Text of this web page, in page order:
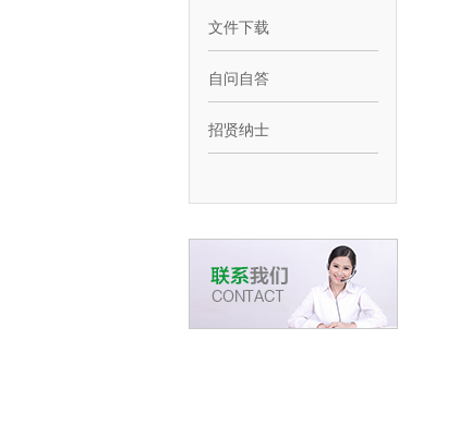
文件下载
自问自答
招贤纳士